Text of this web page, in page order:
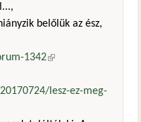
belőlük az ész,
1342(külső
lesz-ez-meg-